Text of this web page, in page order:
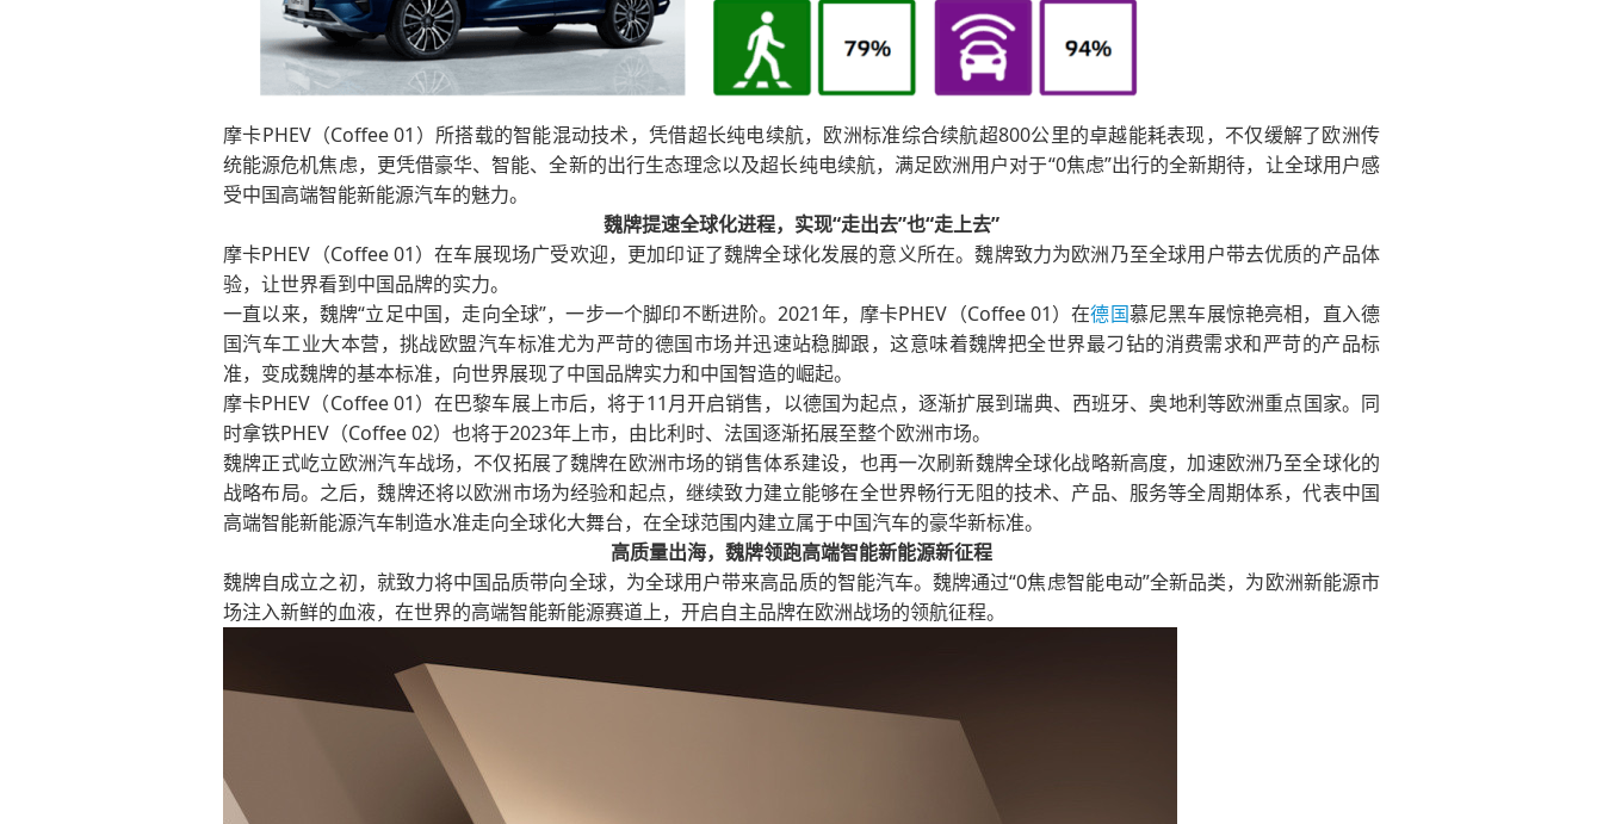
摩卡PHEV（Coffee 01）所搭载的智能混动技术，凭借超长纯电续航，欧洲标准综合续航超800公里的卓越能耗表现，不仅缓解了欧洲传
统能源危机焦虑，更凭借豪华、智能、全新的出行生态理念以及超长纯电续航，满足欧洲用户对于“0焦虑”出行的全新期待，让全球用户感
受中国高端智能新能源汽车的魅力。
魏牌提速全球化进程，实现“走出去”也“走上去”
摩卡PHEV（Coffee 01）在车展现场广受欢迎，更加印证了魏牌全球化发展的意义所在。魏牌致力为欧洲乃至全球用户带去优质的产品体
验，让世界看到中国品牌的实力。
一直以来，魏牌“立足中国，走向全球”，一步一个脚印不断进阶。2021年，摩卡PHEV（Coffee 01）在德国慕尼黑车展惊艳亮相，直入德
国汽车工业大本营，挑战欧盟汽车标准尤为严苛的德国市场并迅速站稳脚跟，这意味着魏牌把全世界最刁钻的消费需求和严苛的产品标
准，变成魏牌的基本标准，向世界展现了中国品牌实力和中国智造的崛起。
摩卡PHEV（Coffee 01）在巴黎车展上市后，将于11月开启销售，以德国为起点，逐渐扩展到瑞典、西班牙、奥地利等欧洲重点国家。同
时拿铁PHEV（Coffee 02）也将于2023年上市，由比利时、法国逐渐拓展至整个欧洲市场。
魏牌正式屹立欧洲汽车战场，不仅拓展了魏牌在欧洲市场的销售体系建设，也再一次刷新魏牌全球化战略新高度，加速欧洲乃至全球化的
战略布局。之后，魏牌还将以欧洲市场为经验和起点，继续致力建立能够在全世界畅行无阻的技术、产品、服务等全周期体系，代表中国
高端智能新能源汽车制造水准走向全球化大舞台，在全球范围内建立属于中国汽车的豪华新标准。
高质量出海，魏牌领跑高端智能新能源新征程
魏牌自成立之初，就致力将中国品质带向全球，为全球用户带来高品质的智能汽车。魏牌通过“0焦虑智能电动”全新品类，为欧洲新能源市
场注入新鲜的血液，在世界的高端智能新能源赛道上，开启自主品牌在欧洲战场的领航征程。